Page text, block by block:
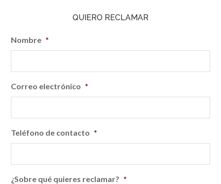
QUIERO RECLAMAR
Nombre *
Correo electrónico *
Teléfono de contacto *
¿Sobre qué quieres reclamar? *